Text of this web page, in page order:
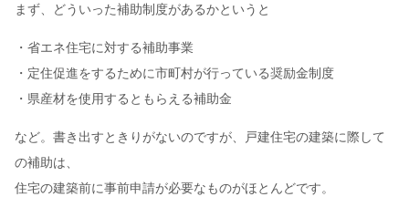
まず、どういった補助制度があるかというと
・省エネ住宅に対する補助事業
・定住促進をするために市町村が行っている奨励金制度
・県産材を使用するともらえる補助金
など。書き出すときりがないのですが、戸建住宅の建築に際して
の補助は、
住宅の建築前に事前申請が必要なものがほとんどです。